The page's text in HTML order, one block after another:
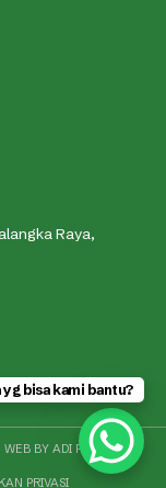
Raya,
WEB BY ADI PRAMONO
PRIVASI
yg bisa kami bantu?